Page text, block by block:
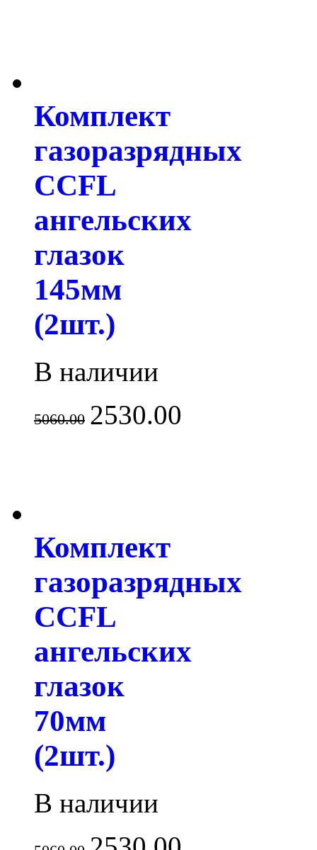
Комплект
газоразрядных
CCFL
ангельских
глазок
145мм
(2шт.)
В наличии
5060.00 2530.00
Комплект
газоразрядных
CCFL
ангельских
глазок
70мм
(2шт.)
В наличии